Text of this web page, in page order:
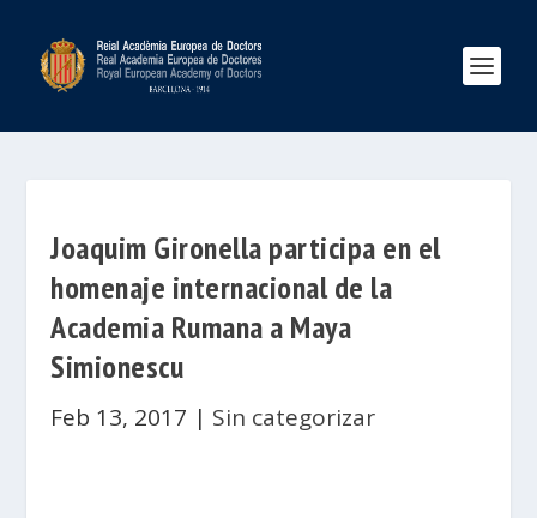
Joaquim Gironella participa en el
homenaje internacional de la
Academia Rumana a Maya
Simionescu
Feb 13, 2017 | Sin categorizar